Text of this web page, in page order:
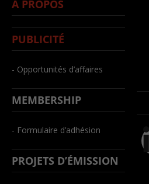
À PROPOS
PUBLICITÉ
- Opportunités d’affaires
MEMBERSHIP
- Formulaire d’adhésion
PROJETS D’ÉMISSION